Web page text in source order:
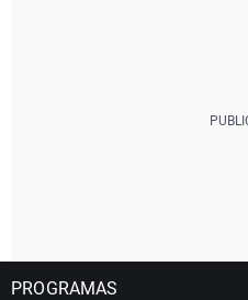
PROGRAMAS